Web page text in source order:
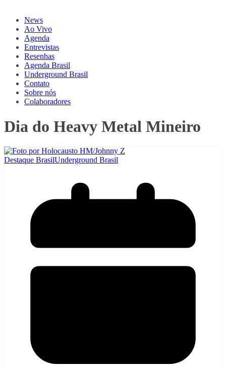
News
Ao Vivo
Agenda
Entrevistas
Resenhas
Agenda Brasil
Underground Brasil
Contato
Sobre nós
Colaboradores
Dia do Heavy Metal Mineiro
Destaque BrasilUnderground Brasil